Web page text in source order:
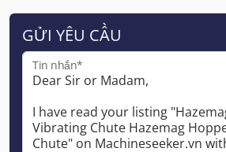
GỬI YÊU CẦU
Tin nhắn*